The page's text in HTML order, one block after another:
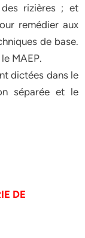
rizières ; et
remédier aux
de base.
MAEP.
dictées dans le
séparée et le
DE